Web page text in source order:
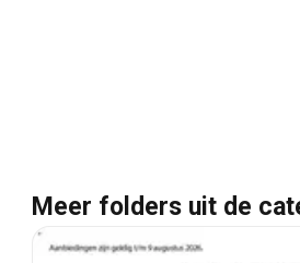
Meer folders uit de